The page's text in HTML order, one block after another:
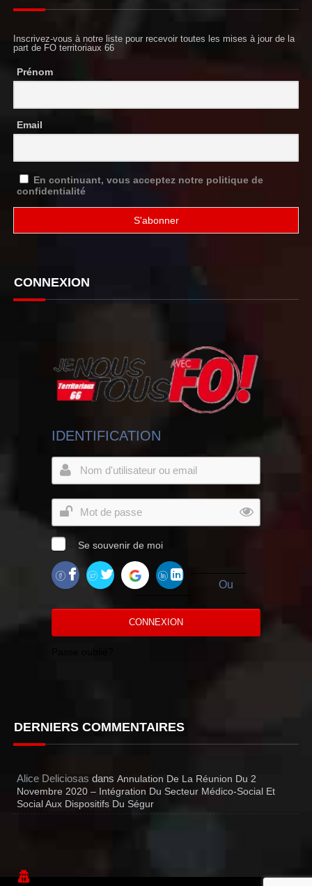
Inscrivez-vous à notre liste pour recevoir toutes les mises à jour de la
part de FO territoriaux 66
Prénom
Email
En continuant, vous acceptez notre politique de
confidentialité
CONNEXION
IDENTIFICATION
Se souvenir de moi
Ou
CONNEXION
DERNIERS COMMENTAIRES
Alice Deliciosas dansAnnulation De La Réunion Du 2
Novembre 2020 – Intégration Du Secteur Médico-Social Et
Social Aux Dispositifs Du Ségur